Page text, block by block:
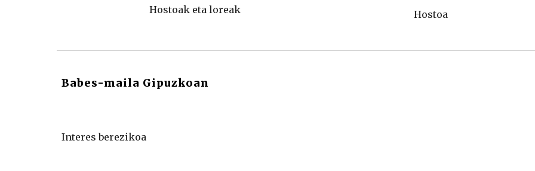
Hostoak eta loreak Hostoa
Babes-maila Gipuzkoan
Interes berezikoa